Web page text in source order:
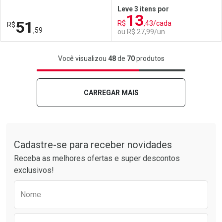
Comprar sem Desconto
Por R$ 24,59/cada
Por R$ 24,59/cada
Comprar sem Desconto
Por R$ 51,59/cada
Comprar sem Desconto
Por R$ 51,59/cada
R$51 ,59
FECHAR
Laboratório
FECHAR
Por Menos
Leve 3 itens por
R$13,43/cada
ou R$ 27,99/un
Laboratório
Por Menos
Você visualizou 48de 70produtos
CARREGAR MAIS
Cadastre-se para receber novidades
Receba as melhores ofertas e super descontos
exclusivos!
Nome